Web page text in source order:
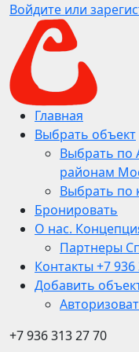
Войдите или
Главная
Выбрать объект
Выбрать по
районам
Выбрать по
Бронировать
О нас.
Партнеры
Контакты +7 936
Добавить
+7 936 313 27 70